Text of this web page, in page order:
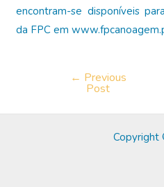
encontram-se disponíveis
da FPC em
← Previous
Post
Copyright